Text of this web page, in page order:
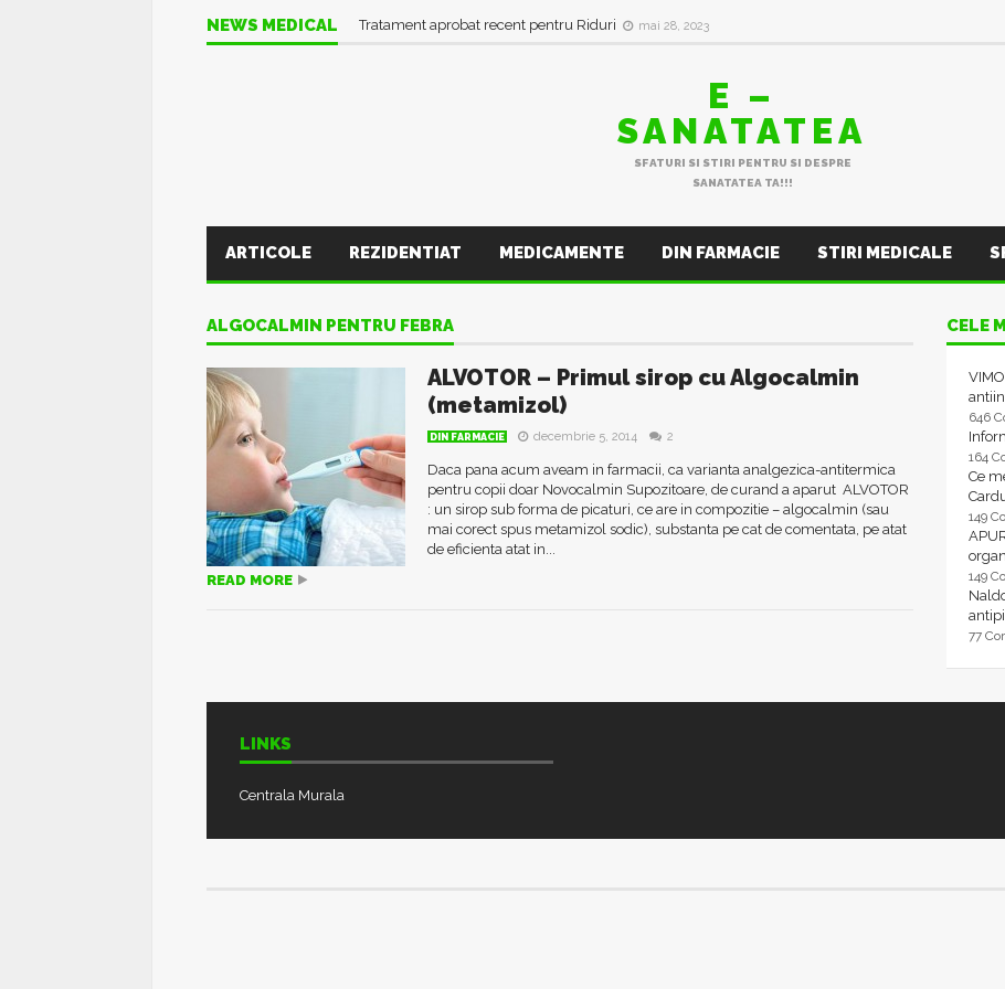
NEWS MEDICAL Tratament aprobat recent pentru Riduri mai 28, 2023
E –
SANATATEA
SFATURI SI STIRI PENTRU SI DESPRE
SANATATEA TA!!!
ARTICOLE REZIDENTIAT MEDICAMENTE DIN FARMACIE STIRI MEDICALE
ALGOCALMIN PENTRU FEBRA
ALVOTOR – Primul sirop cu Algocalmin
(metamizol)
DIN FARMACIE decembrie 5, 2014 2
Daca pana acum aveam in farmacii, ca varianta analgezica-antitermica
pentru copii doar Novocalmin Supozitoare, de curand a aparut ALVOTOR
: un sirop sub forma de picaturi, ce are in compozitie – algocalmin (sau
mai corect spus metamizol sodic), substanta pe cat de comentata, pe atat
de eficienta atat in...
READ MORE
CELE
646
164
Ce
149
149
77
LINKS
Centrala Murala